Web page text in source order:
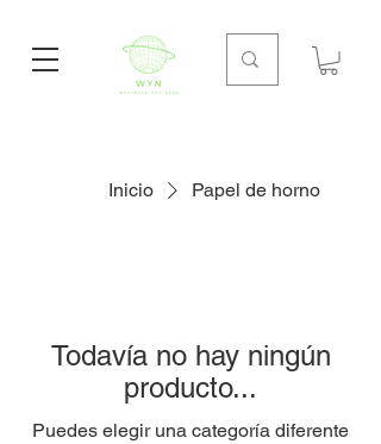
Inicio Papel de horno
Todavía no hay ningún
producto...
Puedes elegir una categoría diferente